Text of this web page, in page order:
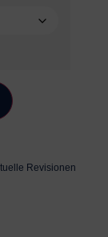
Revisionen